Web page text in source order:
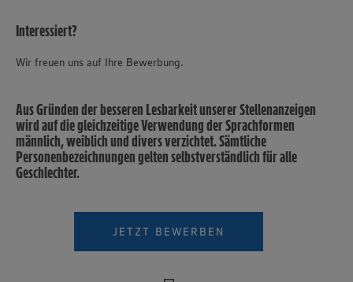
Wir setzen Cookies und andere Technologien ein, um Ihnen
Interessiert?
Wir freuen uns auf Ihre Bewerbung.
Aus Gründen der besseren Lesbarkeit unserer Stellenanzeigen
wird auf die gleichzeitige Verwendung der Sprachformen
männlich, weiblich und divers verzichtet. Sämtliche
Personenbezeichnungen gelten selbstverständlich für alle
Geschlechter.
JETZT BEWERBEN